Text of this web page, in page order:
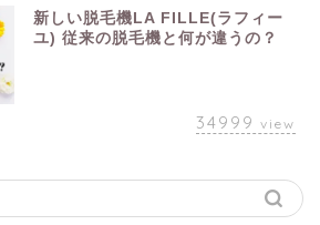
新しい脱毛機LA FILLE(ラフィー
ユ) 従来の脱毛機と何が違うの？
34999 view